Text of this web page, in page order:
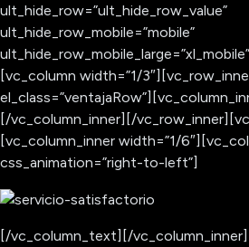
ult_hide_row=”ult_hide_row_value”
ult_hide_row_mobile=”mobile”
[vc_column width=”1/
[/vc_column_inner][/
[vc_column_inner width=”1/
css_animation=”right-to-left”]
[/vc_column_text][/